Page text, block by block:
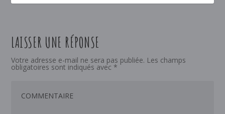
LAISSER UNE RÉPONSE
Votre adresse e-mail ne sera pas publiée. Les champs
obligatoires sont indiqués avec *